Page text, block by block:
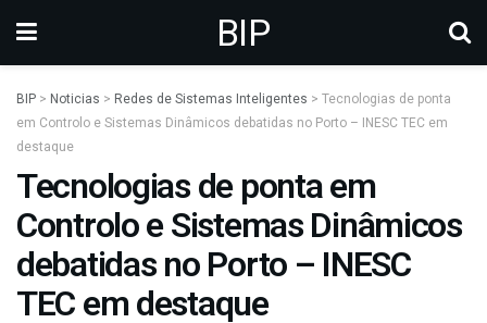
BIP
BIP > Noticias > Redes de Sistemas Inteligentes > Tecnologias de ponta
em Controlo e Sistemas Dinâmicos debatidas no Porto – INESC TEC em
destaque
Tecnologias de ponta em
Controlo e Sistemas Dinâmicos
debatidas no Porto – INESC
TEC em destaque